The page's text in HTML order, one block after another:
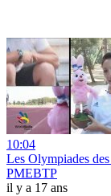
10:04
Les Olympiades
PMEBTP
il y a 17 ans